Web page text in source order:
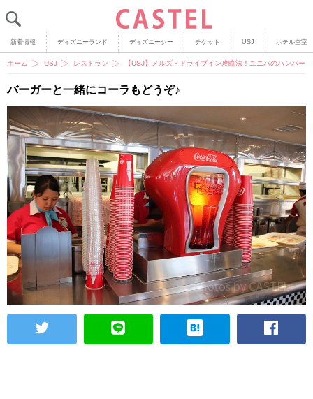
新着情報 ディズニーランド ディズニーシー チケット USJ ホテル空室
ホーム USJ レストラン 【USJ】メルズ・ドライブイン攻略法！ユニバのハンバー
バーガーと一緒にコーラもどうぞ♪